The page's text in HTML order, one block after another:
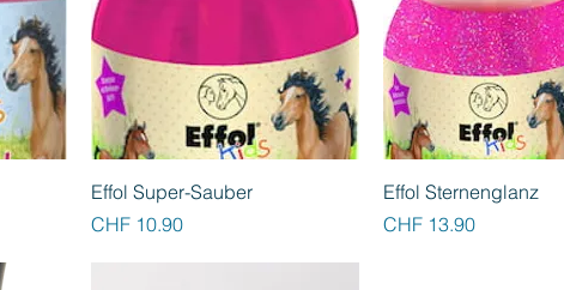
Schnellansicht
Effol Super-Sauber
Preis
CHF 10.90
Schnellansicht
Effol Sternenglanz
Preis
CHF 13.90